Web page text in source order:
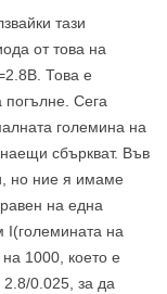
тази
от това на
Това е
погълне. Сега
големина на
сбъркват. Във
но ние я имаме
на една
I(големината на
1000, което е
0.025, за да